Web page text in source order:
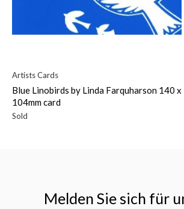
Artists Cards
Blue Linobirds by Linda Farquharson 140 x
104mm card
Sold
Melden Sie sich für